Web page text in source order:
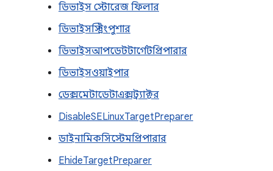
ডিভাইস স্টোরেজ ফিলার
ডিভাইসস্ট্রিংপুশার
ডিভাইসআপডেটটার্গেটপ্রিপারার
ডিভাইসওয়াইপার
ডেক্সমেটাডেটাএক্সট্র্যাক্টর
DisableSELinuxTargetPreparer
ডাইনামিকসিস্টেমপ্রিপারার
EhideTargetPreparer